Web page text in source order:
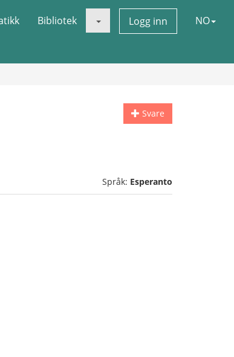
Bibliotek Logg inn NO
Svare
Språk: Esperanto